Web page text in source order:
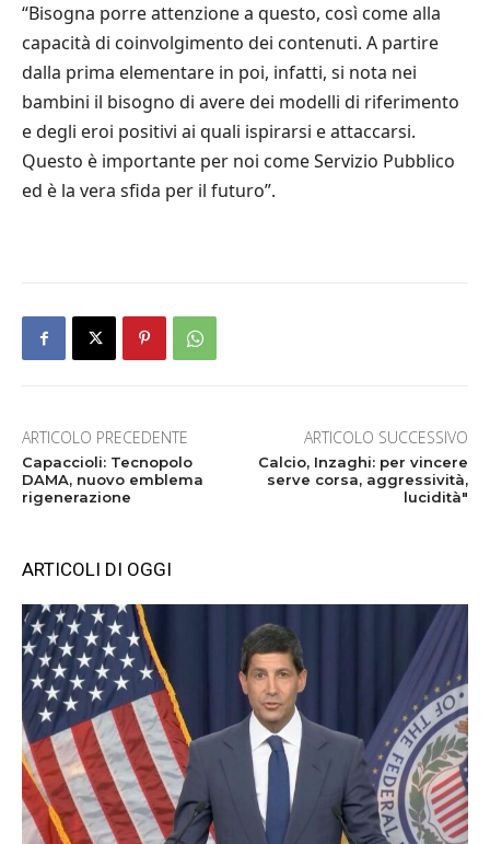
“Bisogna porre attenzione a questo, così come alla
capacità di coinvolgimento dei contenuti. A partire
dalla prima elementare in poi, infatti, si nota nei
bambini il bisogno di avere dei modelli di riferimento
e degli eroi positivi ai quali ispirarsi e attaccarsi.
Questo è importante per noi come Servizio Pubblico
ed è la vera sfida per il futuro”.
ARTICOLO PRECEDENTE
Capaccioli: Tecnopolo
DAMA, nuovo emblema
rigenerazione
ARTICOLO SUCCESSIVO
Calcio, Inzaghi: per vincere
serve corsa, aggressività,
lucidità"
ARTICOLI DI OGGI